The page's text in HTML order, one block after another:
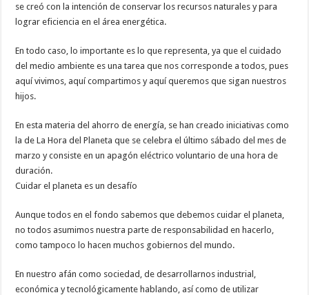
se creó con la intención de conservar los recursos naturales y para
lograr eficiencia en el área energética.
En todo caso, lo importante es lo que representa, ya que el cuidado
del medio ambiente es una tarea que nos corresponde a todos, pues
aquí vivimos, aquí compartimos y aquí queremos que sigan nuestros
hijos.
En esta materia del ahorro de energía, se han creado iniciativas como
la de La Hora del Planeta que se celebra el último sábado del mes de
marzo y consiste en un apagón eléctrico voluntario de una hora de
duración.
Cuidar el planeta es un desafío
Aunque todos en el fondo sabemos que debemos cuidar el planeta,
no todos asumimos nuestra parte de responsabilidad en hacerlo,
como tampoco lo hacen muchos gobiernos del mundo.
En nuestro afán como sociedad, de desarrollarnos industrial,
económica y tecnológicamente hablando, así como de utilizar